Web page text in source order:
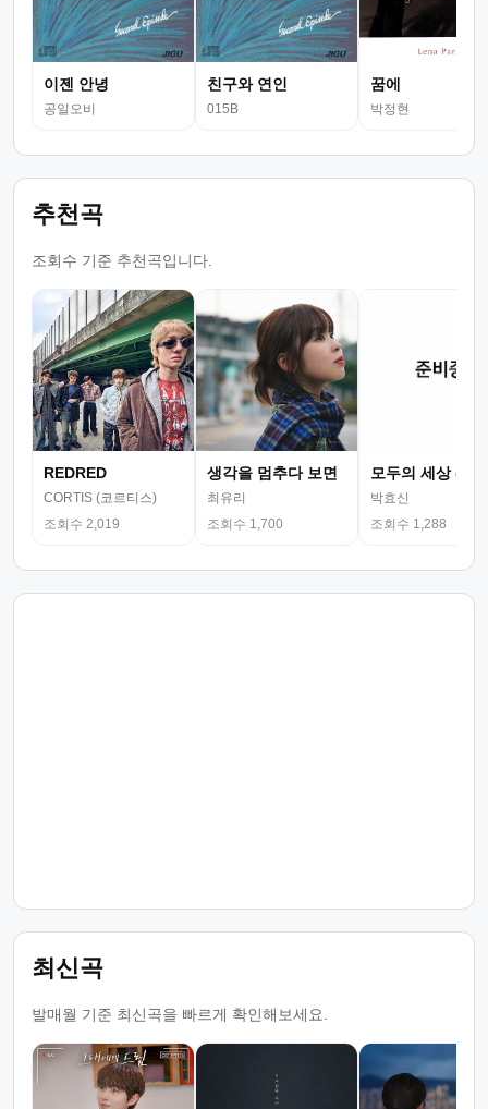
이젠 안녕
공일오비
친구와 연인
015B
꿈에
박정현
추천곡
조회수 기준 추천곡입니다.
REDRED
CORTIS (코르티스)
조회수 2,019
생각을 멈추다 보면
최유리
조회수 1,700
모두의 세상 (뮤
박효신
조회수 1,288
최신곡
발매월 기준 최신곡을 빠르게 확인해보세요.